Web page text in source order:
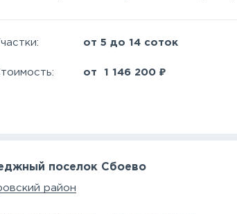
от 5 до 14 соток
от1 146 200 ₽
поселок Сбоево
район